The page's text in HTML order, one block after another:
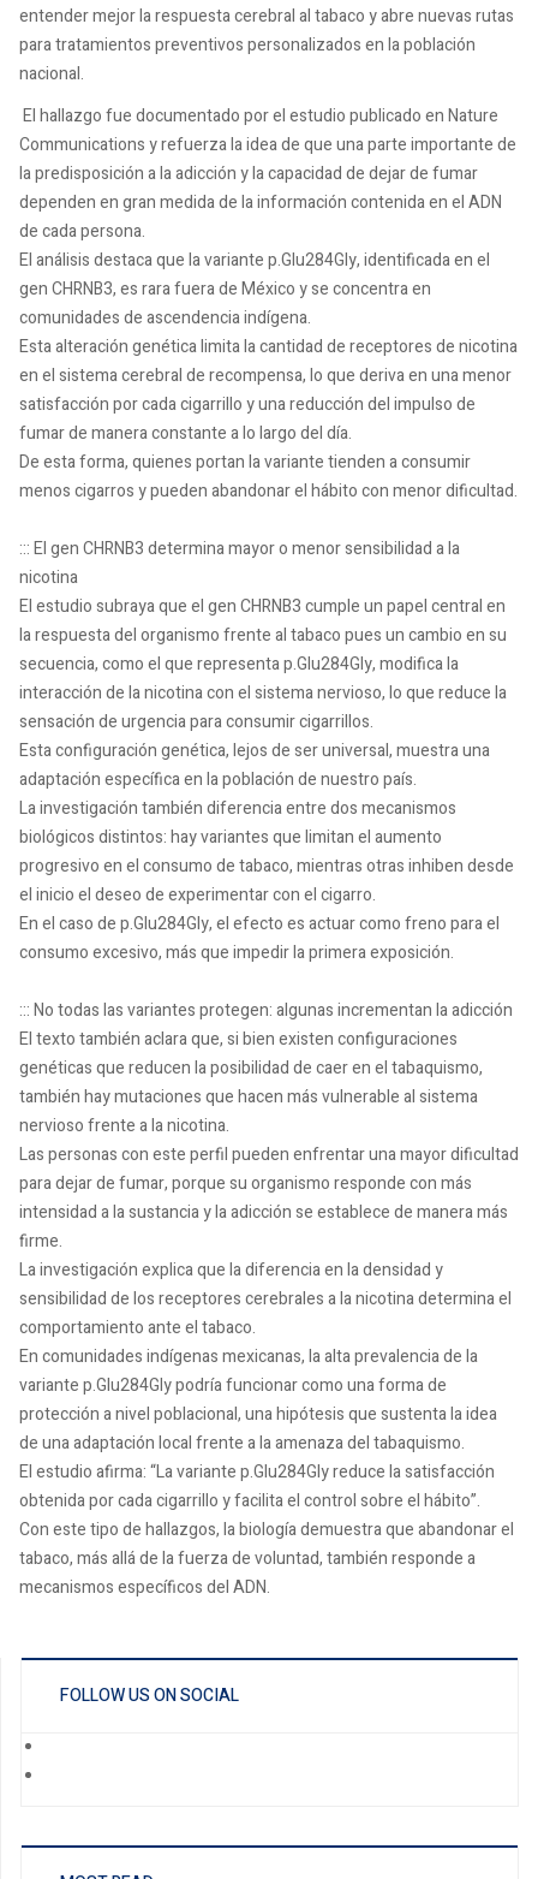
entender mejor la respuesta cerebral al tabaco y abre nuevas rutas
para tratamientos preventivos personalizados en la población
nacional.
El hallazgo fue documentado por el estudio publicado en Nature
Communications y refuerza la idea de que una parte importante de
la predisposición a la adicción y la capacidad de dejar de fumar
dependen en gran medida de la información contenida en el ADN
de cada persona.
El análisis destaca que la variante p.Glu284Gly, identificada en el
gen CHRNB3, es rara fuera de México y se concentra en
comunidades de ascendencia indígena.
Esta alteración genética limita la cantidad de receptores de nicotina
en el sistema cerebral de recompensa, lo que deriva en una menor
satisfacción por cada cigarrillo y una reducción del impulso de
fumar de manera constante a lo largo del día.
De esta forma, quienes portan la variante tienden a consumir
menos cigarros y pueden abandonar el hábito con menor dificultad.
::: El gen CHRNB3 determina mayor o menor sensibilidad a la
nicotina
El estudio subraya que el gen CHRNB3 cumple un papel central en
la respuesta del organismo frente al tabaco pues un cambio en su
secuencia, como el que representa p.Glu284Gly, modifica la
interacción de la nicotina con el sistema nervioso, lo que reduce la
sensación de urgencia para consumir cigarrillos.
Esta configuración genética, lejos de ser universal, muestra una
adaptación específica en la población de nuestro país.
La investigación también diferencia entre dos mecanismos
biológicos distintos: hay variantes que limitan el aumento
progresivo en el consumo de tabaco, mientras otras inhiben desde
el inicio el deseo de experimentar con el cigarro.
En el caso de p.Glu284Gly, el efecto es actuar como freno para el
consumo excesivo, más que impedir la primera exposición.
::: No todas las variantes protegen: algunas incrementan la adicción
El texto también aclara que, si bien existen configuraciones
genéticas que reducen la posibilidad de caer en el tabaquismo,
también hay mutaciones que hacen más vulnerable al sistema
nervioso frente a la nicotina.
Las personas con este perfil pueden enfrentar una mayor dificultad
para dejar de fumar, porque su organismo responde con más
intensidad a la sustancia y la adicción se establece de manera más
firme.
La investigación explica que la diferencia en la densidad y
sensibilidad de los receptores cerebrales a la nicotina determina el
comportamiento ante el tabaco.
En comunidades indígenas mexicanas, la alta prevalencia de la
variante p.Glu284Gly podría funcionar como una forma de
protección a nivel poblacional, una hipótesis que sustenta la idea
de una adaptación local frente a la amenaza del tabaquismo.
El estudio afirma: “La variante p.Glu284Gly reduce la satisfacción
obtenida por cada cigarrillo y facilita el control sobre el hábito”.
Con este tipo de hallazgos, la biología demuestra que abandonar el
tabaco, más allá de la fuerza de voluntad, también responde a
mecanismos específicos del ADN.
FOLLOW US ON SOCIAL